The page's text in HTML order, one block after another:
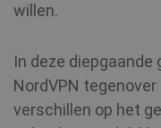
willen.
In deze diepgaande
NordVPN
verschillen op het